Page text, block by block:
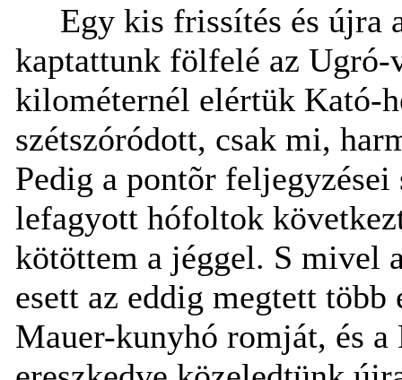
Egy kis frissítés és újra
kaptattunk fölfelé az
kilométernél elértük Kató-
szétszóródott, csak mi,
Pedig a pontõr
lefagyott hófoltok
kötöttem a jéggel. S mivel
esett az eddig megtett
Mauer-kunyhó romját, és